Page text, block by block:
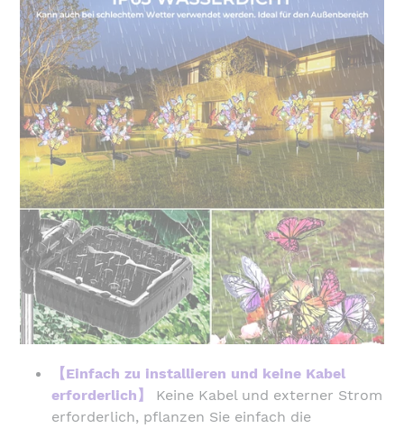
【Einfach zu installieren und keine Kabel
erforderlich】
Keine Kabel und externer Strom
erforderlich, pflanzen Sie einfach die